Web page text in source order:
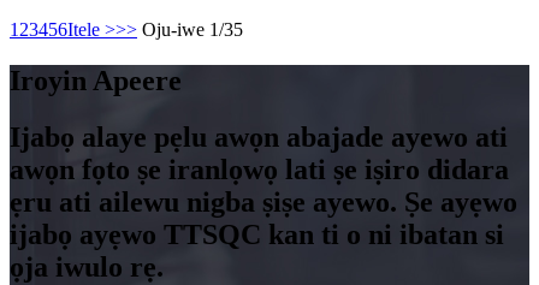
1 23456Itele >>> Oju-iwe 1/35
Iroyin Apeere
Ijabọ alaye pẹlu awọn abajade ayewo ati
awọn fọto ṣe iranlọwọ lati ṣe iṣiro didara
ẹru ati ailewu nigba ṣiṣe ayewo. Ṣe ayẹwo
ijabọ ayẹwo TTSQC kan ti o ni ibatan si
ọja iwulo rẹ.